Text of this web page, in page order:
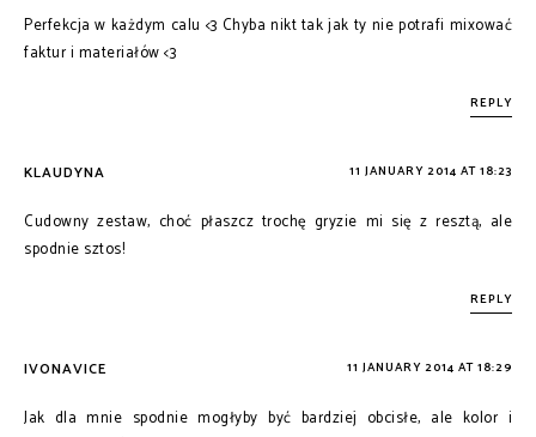
Perfekcja w każdym calu <3 Chyba nikt tak jak ty nie potrafi mixować
faktur i materiałów <3
REPLY
KLAUDYNA 11 JANUARY 2014 AT 18:23
Cudowny zestaw, choć płaszcz trochę gryzie mi się z resztą, ale
spodnie sztos!
REPLY
IVONAVICE 11 JANUARY 2014 AT 18:29
Jak dla mnie spodnie mogłyby być bardziej obcisłe, ale kolor i